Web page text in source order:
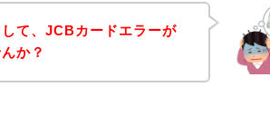
て、JCBカードエラーが
か？